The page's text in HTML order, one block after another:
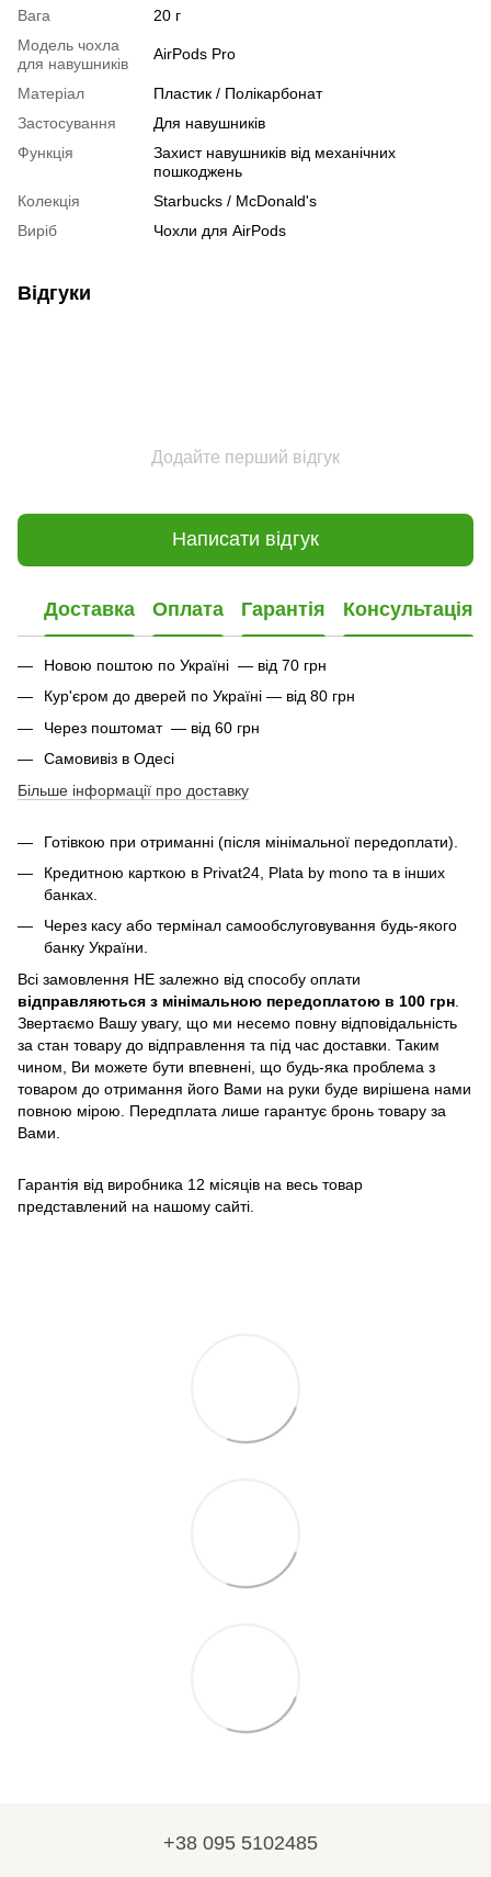
Вага
20 г
Модель чохла
для навушників
AirPods Pro
Матеріал
Пластик / Полікарбонат
Застосування
Для навушників
Функція
Захист навушників від механічних
пошкоджень
Колекція
Starbucks / McDonald's
Виріб
Чохли для AirPods
Відгуки
Додайте перший відгук
Написати відгук
Доставка Оплата Гарантія Консультація
Новою поштою по Україні — від 70 грн
Кур'єром до дверей по Україні — від 80 грн
Через поштомат — від 60 грн
Самовивіз в Одесі
Більше інформації про доставку
Готівкою при отриманні (після мінімальної передоплати).
Кредитною карткою в Privat24, Plata by mono та в інших
банках.
Через касу або термінал самообслуговування будь-якого
банку України.
Всі замовлення НЕ залежно від способу оплати
відправляються з мінімальною передоплатою в 100 грн
Звертаємо Вашу увагу, що ми несемо повну відповідальність
за стан товару до відправлення та під час доставки. Таким
чином, Ви можете бути впевнені, що будь-яка проблема з
товаром до отримання його Вами на руки буде вирішена нами
повною мірою. Передплата лише гарантує бронь товару за
Вами.
Гарантія від виробника 12 місяців на весь товар
представлений на нашому сайті.
+38 095 5102485